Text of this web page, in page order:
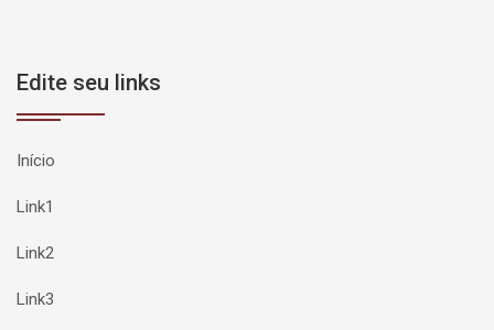
Edite seu links
Início
Link1
Link2
Link3